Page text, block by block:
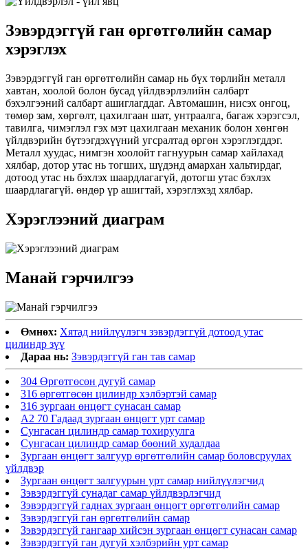
Зэвэрдэггүй ган өргөтгөлийн самар
хэрэглэх
Зэвэрдэггүй ган өргөтгөлийн самар нь бүх төрлийн металл
хавтан, хоолой болон бусад үйлдвэрлэлийн салбарт
бэхэлгээний салбарт ашиглагддаг. Автомашин, нисэх онгоц,
төмөр зам, хөргөлт, цахилгаан шат, унтраалга, багаж хэрэгсэл,
тавилга, чимэглэл гэх мэт цахилгаан механик болон хөнгөн
үйлдвэрийн бүтээгдэхүүний угсралтад өргөн хэрэглэгддэг.
Металл хуудас, нимгэн хоолойт гагнуурын самар хайлахад
хялбар, дотор утас нь тогших, шүдэнд амархан хальтирдаг,
дотоод утас нь бэхлэх шаардлагагүй, дотогш утас бэхлэх
шаардлагагүй. өндөр үр ашигтай, хэрэглэхэд хялбар.
Хэрэглээний диаграм
Манай гэрчилгээ
Өмнөх: Хятад нийлүүлэгч зэвэрдэггүй дотоод утас
цилиндр зүү
Дараа нь: Зэвэрдэггүй ган тав самар
304 Өргөтгөсөн дугуй самар
316 өргөтгөсөн цилиндр хэлбэртэй самар
316 зургаан өнцөгт сунасан самар
A2 70 Гадаад зургаан өнцөгт урт самар
Сунгасан цилиндр самар тохируулга
Сунгасан цилиндр самар бөөний худалдаа
Зургаан өнцөгт залгуур өргөтгөлийн самар боловсруулах
үйлдвэр
Зургаан өнцөгт залгуурын урт самар нийлүүлэгчид
Зэвэрдэггүй сунадаг самар үйлдвэрлэгчид
Зэвэрдэггүй гаднах зургаан өнцөгт өргөтгөлийн самар
Зэвэрдэггүй ган өргөтгөлийн самар
Зэвэрдэггүй гангаар хийсэн зургаан өнцөгт сунасан самар
Зэвэрдэггүй ган дугуй хэлбэрийн урт самар